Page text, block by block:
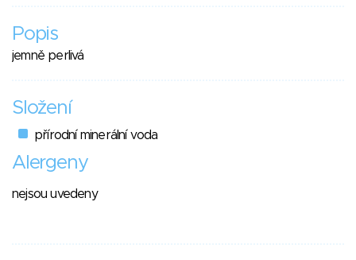
Popis
jemně perlivá
Složení
přírodní minerální voda
Alergeny
nejsou uvedeny